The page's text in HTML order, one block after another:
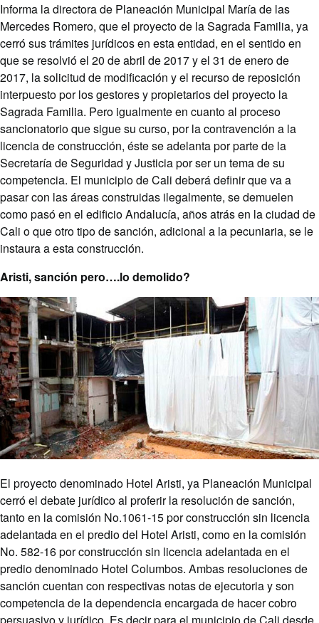
Informa la directora de Planeación Municipal María de las
Mercedes Romero, que el proyecto de la Sagrada Familia, ya
cerró sus trámites jurídicos en esta entidad, en el sentido en
que se resolvió el 20 de abril de 2017 y el 31 de enero de
2017, la solicitud de modificación y el recurso de reposición
interpuesto por los gestores y propietarios del proyecto la
Sagrada Familia. Pero igualmente en cuanto al proceso
sancionatorio que sigue su curso, por la contravención a la
licencia de construcción, éste se adelanta por parte de la
Secretaría de Seguridad y Justicia por ser un tema de su
competencia. El municipio de Cali deberá definir que va a
pasar con las áreas construidas ilegalmente, se demuelen
como pasó en el edificio Andalucía, años atrás en la ciudad de
Cali o que otro tipo de sanción, adicional a la pecuniaria, se le
instaura a esta construcción.
Aristi, sanción pero….lo demolido?
El proyecto denominado Hotel Aristi, ya Planeación Municipal
cerró el debate jurídico al proferir la resolución de sanción,
tanto en la comisión No.1061-15 por construcción sin licencia
adelantada en el predio del Hotel Aristi, como en la comisión
No. 582-16 por construcción sin licencia adelantada en el
predio denominado Hotel Columbos. Ambas resoluciones de
sanción cuentan con respectivas notas de ejecutoria y son
competencia de la dependencia encargada de hacer cobro